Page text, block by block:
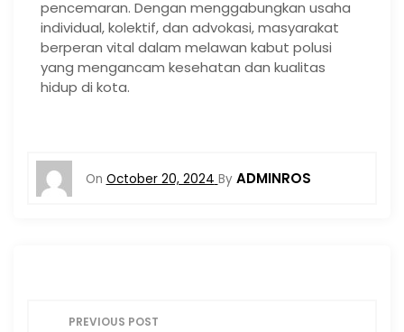
pencemaran. Dengan menggabungkan usaha
individual, kolektif, dan advokasi, masyarakat
berperan vital dalam melawan kabut polusi
yang mengancam kesehatan dan kualitas
hidup di kota.
On October 20, 2024 By ADMINROS
PREVIOUS POST